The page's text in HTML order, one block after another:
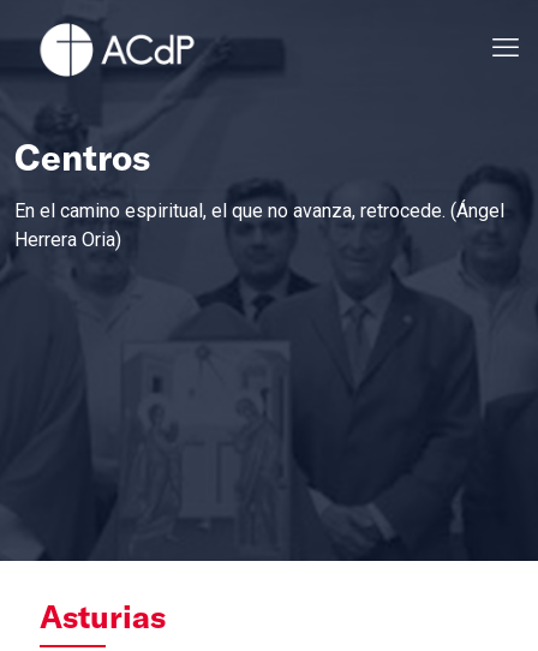
Centros
En el camino espiritual, el que no avanza, retrocede. (Ángel
Herrera Oria)
Asturias